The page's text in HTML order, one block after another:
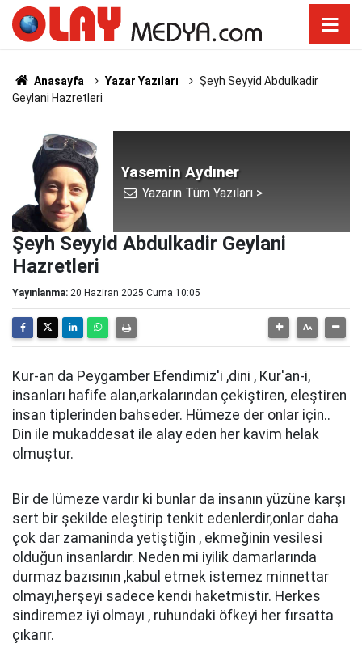
Anasayfa Yazar Yazıları
Şeyh Seyyid Abdulkadir
Geylani Hazretleri
Yasemin Aydıner
Yazarın Tüm Yazıları >
Şeyh Seyyid Abdulkadir Geylani
Hazretleri
Yayınlanma: 20 Haziran 2025 Cuma 10:05
Kur-an da Peygamber Efendimiz'i ,dini , Kur'an-i,
insanları hafife alan,arkalarından çekiştiren, eleştiren
insan tiplerinden bahseder. Hümeze der onlar için..
Din ile mukaddesat ile alay eden her kavim helak
olmuştur.
Bir de lümeze vardır ki bunlar da insanın yüzüne karşı
sert bir şekilde eleştirip tenkit edenlerdir,onlar daha
çok dar zamaninda yetiştiğin , ekmeğinin vesilesi
olduğun insanlardır. Neden mi iyilik damarlarında
durmaz bazısının ,kabul etmek istemez minnettar
olmayı,herşeyi sadece kendi haketmistir. Herkes
sindiremez iyi olmayı , ruhundaki öfkeyi her fırsatta
çıkarır.